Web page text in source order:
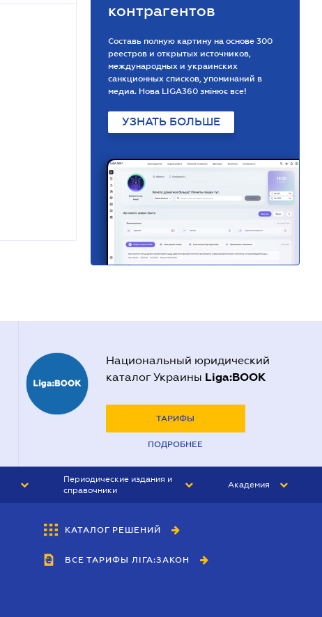
контрагентов
Составь полную картину на основе 300
реестров и открытых источников,
международных и украинских
санкционных списков, упоминаний в
медиа. Нова LIGA360 змінює все!
УЗНАТЬ БОЛЬШЕ
Национальный юридический
каталог Украины Liga:BOOK
ТАРИФЫ
ПОДРОБНЕЕ
Периодические издания и
справочники
БУХГАЛТЕР&ЗАКОН
ВЕСТНИК МСФО
Академия
КАТАЛОГ РЕШЕНИЙ
ВСЕ ТАРИФЫ ЛІГА:ЗАКОН